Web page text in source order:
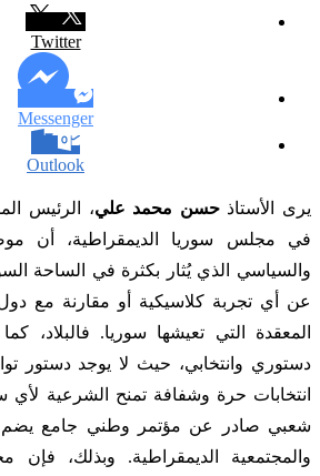
Twitter
Messenger
Outlook
يرى الأستاذحسن محمد علي، الرئيس
في مجلس سوريا الديمقراطية، أن
والسياسي الذي يُثار بكثرة في الساحة
عن أي تجربة كلاسيكية أو مقارنة مع
المعقدة التي تعيشها سوريا. فالبلاد،
دستوري وانتخابي، حيث لا يوجد دستور
انتخابات حرة وشفافة تمنح الشرعية لأي
شعبي صادر عن مؤتمر وطني جامع يضم
والمجتمعية الديمقراطية. وبذلك، فإن